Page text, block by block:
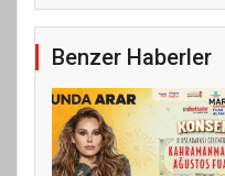
Benzer Haberler